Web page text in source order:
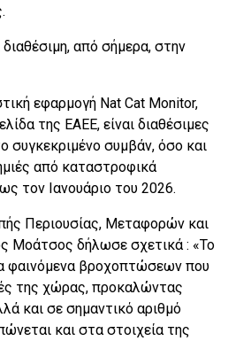
από σήμερα, στην
εφαρμογή Nat Cat Monitor,
της ΕΑΕΕ, είναι διαθέσιμες
συγκεκριμένο συμβάν, όσο και
από καταστροφικά
τον Ιανουάριο του 2026.
Περιουσίας, Μεταφορών και
Μοάτσος δήλωσε σχετικά : «Το
φαινόμενα βροχοπτώσεων που
της χώρας, προκαλώντας
και σε σημαντικό αριθμό
και στα στοιχεία της